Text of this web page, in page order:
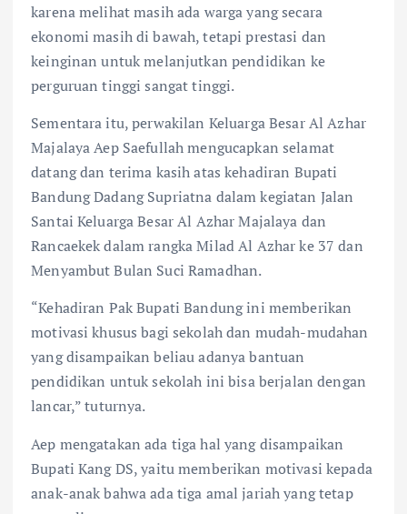
karena melihat masih ada warga yang secara
ekonomi masih di bawah, tetapi prestasi dan
keinginan untuk melanjutkan pendidikan ke
perguruan tinggi sangat tinggi.
Sementara itu, perwakilan Keluarga Besar Al Azhar
Majalaya Aep Saefullah mengucapkan selamat
datang dan terima kasih atas kehadiran Bupati
Bandung Dadang Supriatna dalam kegiatan Jalan
Santai Keluarga Besar Al Azhar Majalaya dan
Rancaekek dalam rangka Milad Al Azhar ke 37 dan
Menyambut Bulan Suci Ramadhan.
“Kehadiran Pak Bupati Bandung ini memberikan
motivasi khusus bagi sekolah dan mudah-mudahan
yang disampaikan beliau adanya bantuan
pendidikan untuk sekolah ini bisa berjalan dengan
lancar,” tuturnya.
Aep mengatakan ada tiga hal yang disampaikan
Bupati Kang DS, yaitu memberikan motivasi kepada
anak-anak bahwa ada tiga amal jariah yang tetap